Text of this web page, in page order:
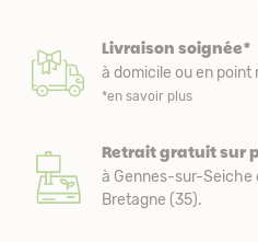
Livraison soignée*
à domicile ou en point
*en savoir plus
Retrait gratuit sur
à Gennes-sur-
Bretagne (35).